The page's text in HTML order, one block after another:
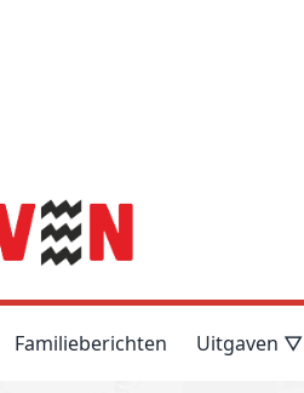
Familieberichten Uitgaven ▽